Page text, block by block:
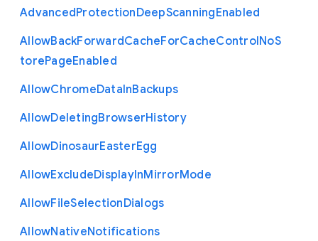
AdvancedProtectionDeepScanningEnabled
AllowBackForwardCacheForCacheControlNoS
torePageEnabled
AllowChromeDataInBackups
AllowDeletingBrowserHistory
AllowDinosaurEasterEgg
AllowExcludeDisplayInMirrorMode
AllowFileSelectionDialogs
AllowNativeNotifications